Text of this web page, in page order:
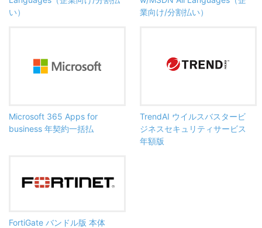
い）
業向け/分割払い）
Microsoft 365 Apps for
business 年契約一括払
TrendAI ウイルスバスタービ
ジネスセキュリティサービス
年額版
FortiGate バンドル版 本体